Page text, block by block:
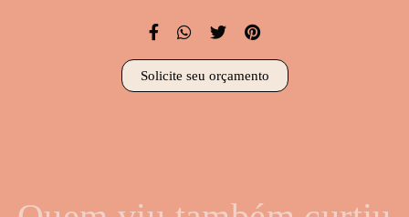
Solicite seu orçamento